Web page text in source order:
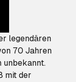
legendären
70 Jahren
unbekannt.
mit der